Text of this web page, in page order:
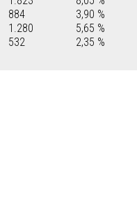
884 3,90 %
1.280 5,65 %
532 2,35 %